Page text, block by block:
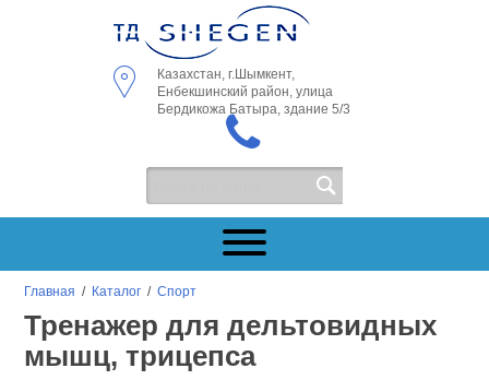
Казахстан, г.Шымкент,
Енбекшинский район, улица
Бердикожа Батыра, здание 5/3
Главная / Каталог /Спорт
Тренажер для дельтовидных
мышц, трицепса